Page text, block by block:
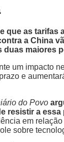
que as tarifas
a China
duas maiores
um impacto
e
do Povo
resistir a essa
em
sobre